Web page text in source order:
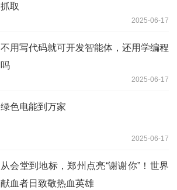
抓取
2025-06-17
不用写代码就可开发智能体，还用学编程
吗
2025-06-17
绿色电能到万家
2025-06-17
从会堂到地标，郑州点亮“谢谢你”！世界
献血者日致敬热血英雄